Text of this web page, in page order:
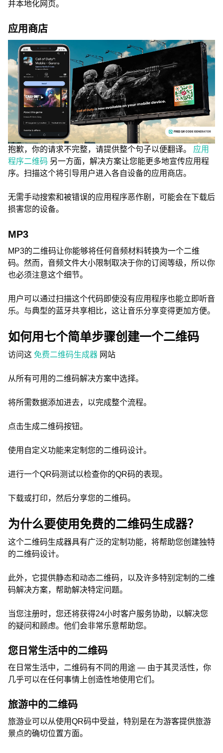
并本地化网页。
应用商店
抱歉，你的请求不完整，请提供整个句子以便翻译。 应用
程序二维码 另一方面，解决方案让您能更多地宣传应用程
序。扫描这个将引导用户进入各自设备的应用商店。
无需手动搜索和被错误的应用程序恶作剧，可能会在下载后
损害您的设备。
MP3
MP3的二维码让你能够将任何音频材料转换为一个二维
码。然而，音频文件大小限制取决于你的订阅等级，所以你
也必须注意这个细节。
用户可以通过扫描这个代码即使没有应用程序也能立即听音
乐。与典型的蓝牙共享相比，这让音乐分享变得更加方便。
如何用七个简单步骤创建一个二维码
访问这 免费二维码生成器 网站
从所有可用的二维码解决方案中选择。
将所需数据添加进去，以完成整个流程。
点击生成二维码按钮。
使用自定义功能来定制您的二维码设计。
进行一个QR码测试以检查你的QR码的表现。
下载或打印，然后分享您的二维码。
为什么要使用免费的二维码生成器？
这个二维码生成器具有广泛的定制功能，将帮助您创建独特
的二维码设计。
此外，它提供静态和动态二维码，以及许多特别定制的二维
码解决方案，帮助解决特定问题。
当您注册时，您还将获得24小时客户服务协助，以解决您
的疑问和顾虑。他们会非常乐意帮助您。
您日常生活中的二维码
在日常生活中，二维码有不同的用途 — 由于其灵活性，你
几乎可以在任何事情上创造性地使用它们。
旅游中的二维码
旅游业可以从使用QR码中受益，特别是在为游客提供旅游
景点的确切位置方面。